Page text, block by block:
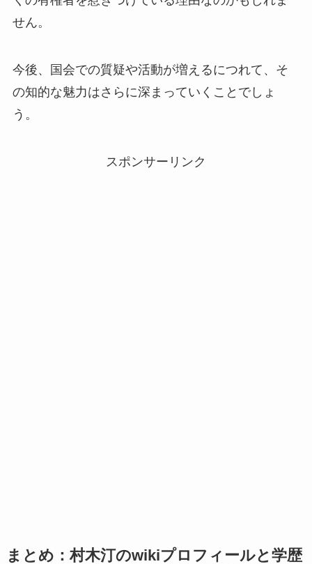
せん。
今後、国会での質疑や活動が増えるにつれて、そ
の知的な魅力はさらに深まっていくことでしょ
う。
スポンサーリンク
まとめ：村木汀のwikiプロフィールと学歴